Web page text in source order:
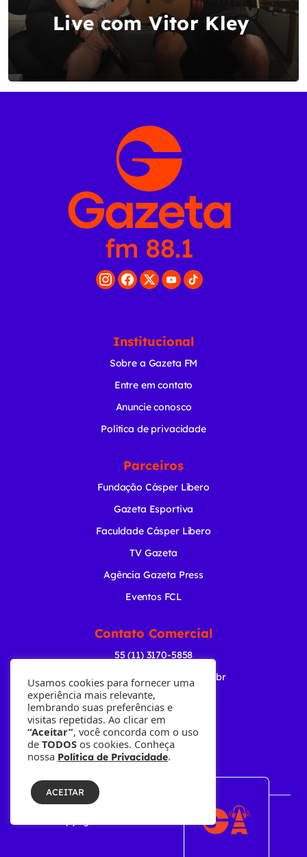
Live com Vitor Kley
Institucional
Sobre a Gazeta FM
Entre em contato
Anuncie conosco
Política de privacidade
Parceiros
Fundação Cásper Líbero
Gazeta Esportiva
Faculdade Cásper Líbero
TV Gazeta
Agência Gazeta Press
Eventos FCL
Contato Comercial
55 (11) 3170-5858
comercial@radiogazeta.com.br
Baixe nosso APP
© Copyright 2001-2026 • Fundação Cásper Líbero.
Usamos cookies para fornecer uma
experiência mais relevante,
lembrando suas preferências e
visitas repetidas. Ao clicar em
“Aceitar”, você concorda com o uso
de TODOS os cookies. Conheça
nossa Política de Privacidade.
ACEITAR